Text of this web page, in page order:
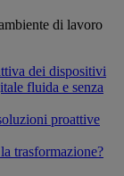
di lavoro
dei dispositivi
fluida e senza
proattive
trasformazione?